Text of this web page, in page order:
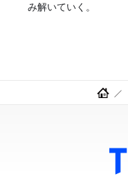
み解いていく。